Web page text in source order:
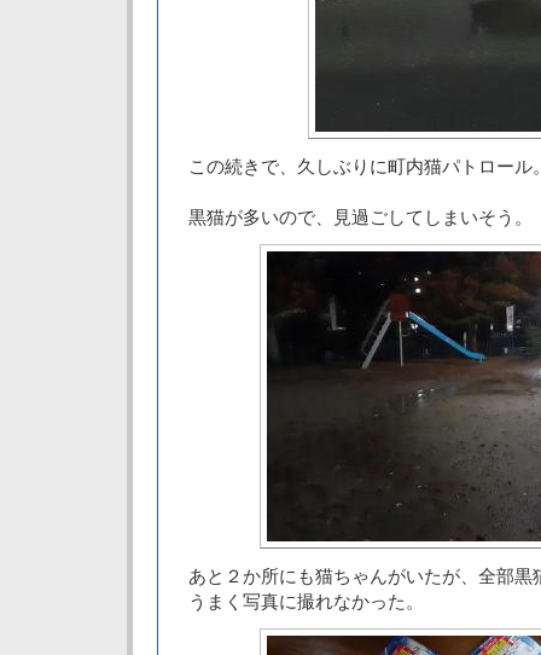
この続きで、久しぶりに町内猫パトロール
黒猫が多いので、見過ごしてしまいそう。
あと２か所にも猫ちゃんがいたが、全部黒
うまく写真に撮れなかった。